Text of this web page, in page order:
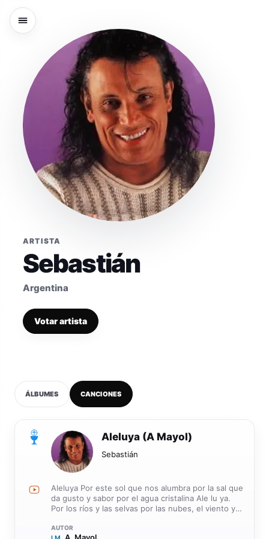
ARTISTA
Sebastián
Argentina
Votar artista
ÁLBUMES CANCIONES
Aleluya (A Mayol)
Sebastián
0
Aleluya Por este sol que nos alumbra por la sal que
da gusto y sabor por el agua cristalina Ale lu ya.
Por los ríos y las selvas por las nubes, el viento y
Aleluya Sol7 por la amistad entre los hombres la